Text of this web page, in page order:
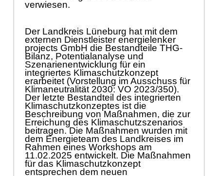
verwiesen.
Der Landkreis Lüneburg hat mit dem
externen Dienstleister energielenker
projects GmbH die Bestandteile THG-
Bilanz, Potentialanalyse und
Szenarienentwicklung für ein
integriertes Klimaschutzkonzept
erarbeitet (Vorstellung im Ausschuss für
Klimaneutralität 2030: VO 2023/350).
Der letzte Bestandteil des integrierten
Klimaschutzkonzeptes ist die
Beschreibung von Maßnahmen, die zur
Erreichung des Klimaschutzszenarios
beitragen. Die Maßnahmen wurden mit
dem Energieteam des Landkreises im
Rahmen eines Workshops am
11.02.2025entwickelt. Die Maßnahmen
für das Klimaschutzkonzept
entsprechen dem neuen